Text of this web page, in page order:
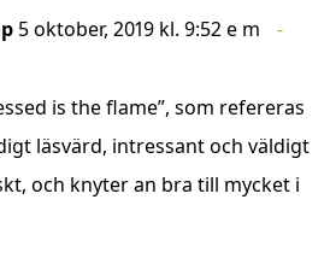
5 oktober, 2019 kl. 9:52 e m
is the flame”, som refereras
läsvärd, intressant och väldigt
och knyter an bra till mycket i